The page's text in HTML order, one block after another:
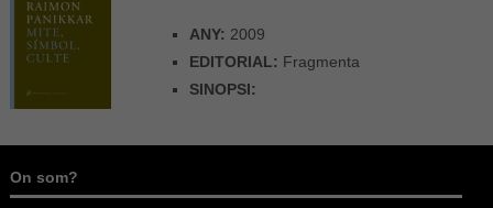
ANY: 2009
EDITORIAL: Fragmenta
SINOPSI:
On som?